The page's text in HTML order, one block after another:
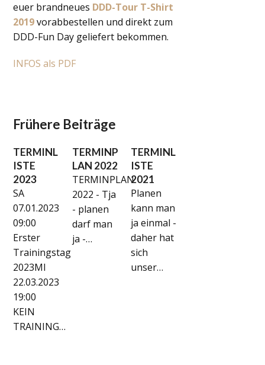
euer brandneues DDD-Tour T-Shirt
2019vorabbestellen und direkt zum
DDD-Fun Day geliefert bekommen.
INFOS als PDF
Frühere Beiträge
TERMINL
ISTE
2023
SA
07.01.2023
09:00
Erster
Trainingstag
2023MI
22.03.2023
19:00
KEIN
TRAINING…
TERMINP
LAN 2022
TERMINPLAN
2022 - Tja
- planen
darf man
ja -…
TERMINL
ISTE
2021
Planen
kann man
ja einmal -
daher hat
sich
unser…